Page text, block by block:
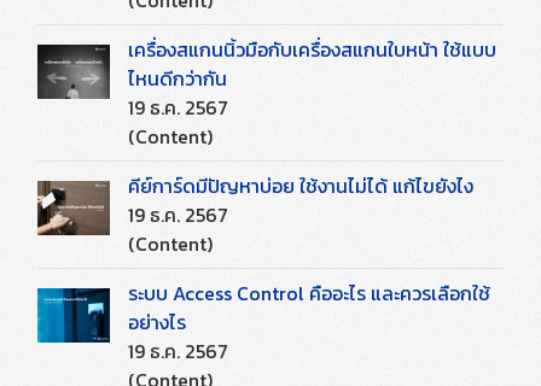
เครื่องสแกนนิ้วมือกับเครื่องสแกนใบหน้า ใช้แบบ
ไหนดีกว่ากัน
19 ธ.ค. 2567
(Content)
คีย์การ์ดมีปัญหาบ่อย ใช้งานไม่ได้ แก้ไขยังไง
19 ธ.ค. 2567
(Content)
ระบบ Access Control คืออะไร และควรเลือกใช้
อย่างไร
19 ธ.ค. 2567
(Content)